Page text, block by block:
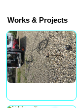
Works & Projects